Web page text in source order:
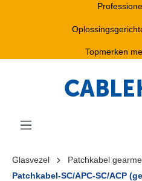
Topmerken
Glasvezel
Patchkabel
Patchkabel-SC/APC-SC/ACP